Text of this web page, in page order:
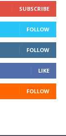
SUBSCRIBE
FOLLOW
FOLLOW
LIKE
FOLLOW